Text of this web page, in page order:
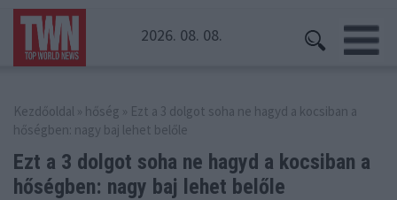
2026. 08. 08.
Kezdőoldal » hőség » Ezt a 3 dolgot soha ne hagyd a kocsiban a
hőségben: nagy baj lehet belőle
Ezt a 3 dolgot soha ne hagyd a kocsiban a
hőségben: nagy baj lehet belőle